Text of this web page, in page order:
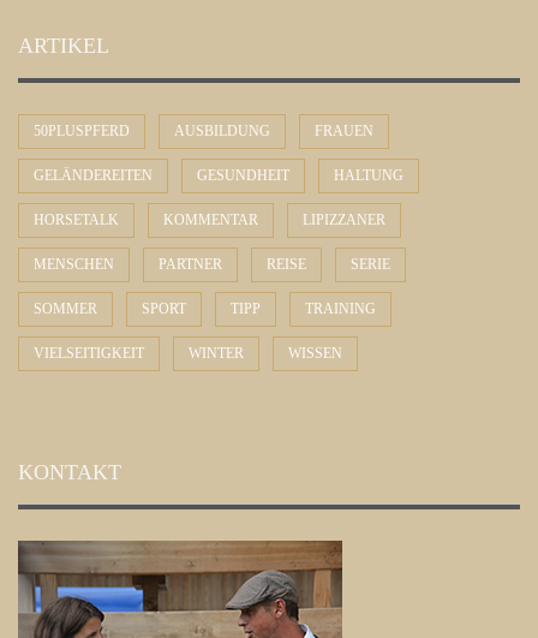
ARTIKEL
50PLUSPFERD AUSBILDUNG FRAUEN
GELÄNDEREITEN GESUNDHEIT HALTUNG
HORSETALK KOMMENTAR LIPIZZANER
MENSCHEN PARTNER REISE SERIE
SOMMER SPORT TIPP TRAINING
VIELSEITIGKEIT WINTER WISSEN
KONTAKT